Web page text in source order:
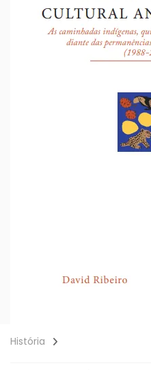
História